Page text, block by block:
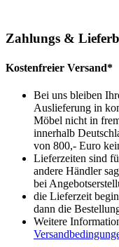
Zahlungs &
Kostenfreier Versand*
Bei uns bleiben
Auslieferung in
Möbel nicht in
innerhalb
von 800,- Euro
Lieferzeiten sind
andere Händler
bei
die Lieferzeit
dann die
Weitere